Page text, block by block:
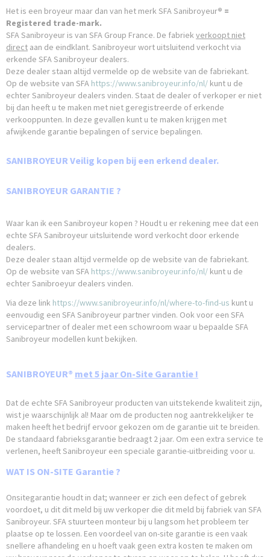
Het is een broyeur maar dan van het merk SFA Sanibroyeur® =
Registered trade-mark.
SFA Sanibroyeur is van SFA Group France. De fabriek verkoopt niet
direct aan de eindklant. Sanibroyeur wort uitsluitend verkocht via
erkende SFA Sanibroyeur dealers.
Deze dealer staan altijd vermelde op de website van de fabriekant.
Op de website van SFA https://www.sanibroyeur.info/nl/ kunt u de
echter Sanibroyeur dealers vinden. Staat de dealer of verkoper er niet
bij dan heeft u te maken met niet geregistreerde of erkende
verkooppunten. In deze gevallen kunt u te maken krijgen met
afwijkende garantie bepalingen of service bepalingen.
SANIBROYEUR Veilig kopen bij een erkend dealer.
SANIBROYEUR GARANTIE ?
Waar kan ik een Sanibroyeur kopen ? Houdt u er rekening mee dat een
echte SFA Sanibroyeur uitsluitende word verkocht door erkende
dealers.
Deze dealer staan altijd vermelde op de website van de fabriekant.
Op de website van SFA https://www.sanibroyeur.info/nl/ kunt u de
echter Sanibroeyur dealers vinden.
Via deze link https://www.sanibroyeur.info/nl/where-to-find-us kunt u
eenvoudig een SFA Sanibroyeur partner vinden. Ook voor een SFA
servicepartner of dealer met een schowroom waar u bepaalde SFA
Sanibroyeur modellen kunt bekijken.
SANIBROYEUR® met 5 jaar On-Site Garantie !
Dat de echte SFA Sanibroyeur producten van uitstekende kwaliteit zijn,
wist je waarschijnlijk al! Maar om de producten nog aantrekkelijker te
maken heeft het bedrijf ervoor gekozen om de garantie uit te breiden.
De standaard fabrieksgarantie bedraagt 2 jaar. Om een extra service te
verlenen, heeft Sanibroyeur een speciale garantie-uitbreiding voor u.
WAT IS ON-SITE Garantie ?
Onsitegarantie houdt in dat; wanneer er zich een defect of gebrek
voordoet, u dit dit meld bij uw verkoper die dit meld bij fabriek van SFA
Sanibroyeur. SFA stuurteen monteur bij u langsom het probleem ter
plaatse op te lossen. Een voordeel van on-site garantie is een vaak
snellere afhandeling en u hoeft vaak geen extra kosten te maken om